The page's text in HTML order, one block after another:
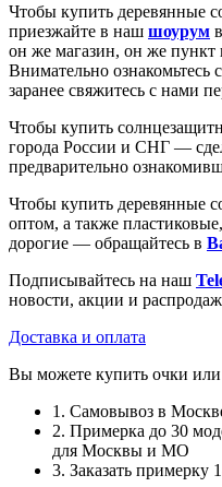
Чтобы купить деревянные
приезжайте в наш шоурум
он же магазин, он же пункт
Внимательно ознакомьтесь
заранее свяжитесь с нами
Чтобы купить
города России и СНГ —
предварительно
Чтобы купить деревянные
оптом, а также
дорогие — обращайтесь в
Подписывайтесь на наш
новости, акции и
Доставка и оплата
Вы можете купить очки
1. Самовывоз в
2. Примерка до 30
для Москвы и МО
3. Заказать примерку